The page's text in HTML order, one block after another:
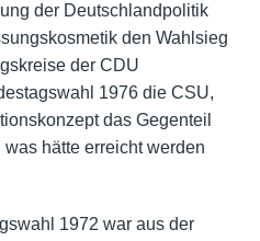
der Deutschlandpolitik
den Wahlsieg
der CDU
1976 die CSU,
das Gegenteil
hätte erreicht werden
1972 war aus der